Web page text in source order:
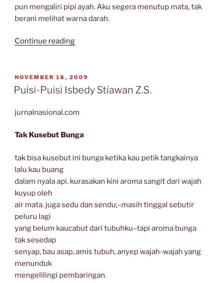
pun mengaliri pipi ayah. Aku segera menutup mata, tak
berani melihat warna darah.
Continue reading“Parang”
POSTED
ON
NOVEMBER 18, 2009
Puisi-Puisi Isbedy Stiawan Z.S.
jurnalnasional.com
Tak Kusebut Bunga
tak bisa kusebut ini bunga ketika kau petik tangkainya
lalu kau buang
dalam nyala api. kurasakan kini aroma sangit dari wajah
kuyup oleh
air mata. juga sedu dan sendu;–masih tinggal sebutir
peluru lagi
yang belum kaucabut dari tubuhku–tapi aroma bunga
tak sesedap
senyap, bau asap, amis tubuh, anyep wajah-wajah yang
menunduk
mengelilingi pembaringan.